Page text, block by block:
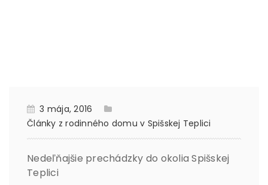
3 mája, 2016
Články z rodinného domu v Spišskej Teplici
Nedeľňajšie prechádzky do okolia Spišskej
Teplici